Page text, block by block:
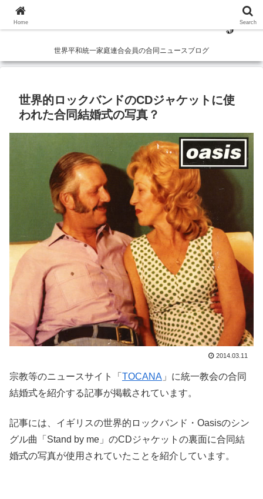
世界平和統一家庭連合会員の合同ニュースブログ
世界的ロックバンドのCDジャケットに使
われた合同結婚式の写真？
2014.03.11
宗教等のニュースサイト「 TOCANA 」に統一教会の合同
結婚式を紹介する記事が掲載されています。
記事には、イギリスの世界的ロックバンド・Oasisのシン
グル曲「Stand by me」のCDジャケットの裏面に合同結
婚式の写真が使用されていたことを紹介しています。
Home Search